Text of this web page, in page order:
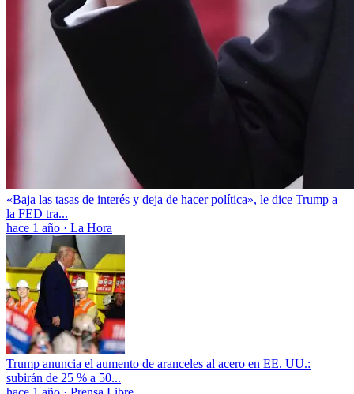
«Baja las tasas de interés y deja de hacer política», le dice Trump a
la FED tra...
hace 1 año · La Hora
Trump anuncia el aumento de aranceles al acero en EE. UU.:
subirán de 25 % a 50...